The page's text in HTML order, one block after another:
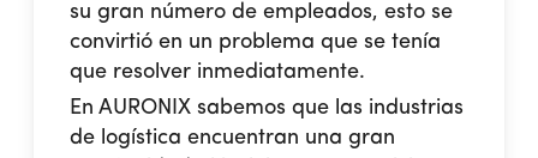
su gran número de empleados, esto se
convirtió en un problema que se tenía
que resolver inmediatamente.
EnAURONIX sabemos que las industrias
de logística encuentran una gran